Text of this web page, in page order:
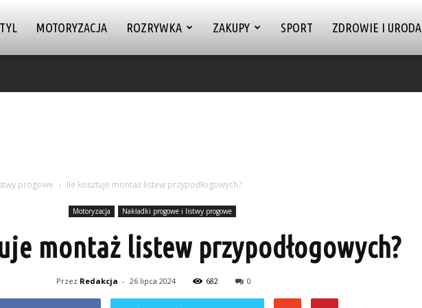
MOTORYZACJA ROZRYWKA ZAKUPY SPORT ZDROWIE I URODA
progowe Ile kosztuje montaż listew przypodłogowych?
Motoryzacja Nakładki progowe i listwy progowe
montaż listew przypodłogowych?
Przez Redakcja - 26 lipca 2024 682 0